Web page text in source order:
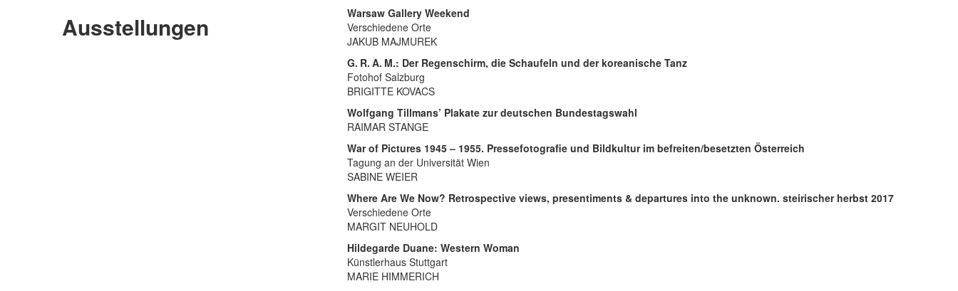
Ausstellungen
Warsaw Gallery Weekend
Verschiedene Orte
JAKUB MAJMUREK
G. R. A. M.: Der Regenschirm, die Schaufeln und der koreanische Tanz
Fotohof Salzburg
BRIGITTE KOVACS
Wolfgang Tillmans’ Plakate zur deutschen Bundestagswahl
RAIMAR STANGE
War of Pictures 1945 – 1955. Pressefotografie und Bildkultur im befreiten/besetzten Österreich
Tagung an der Universität Wien
SABINE WEIER
Where Are We Now? Retrospective views, presentiments & departures into the unknown. steirischer herbst 2017
Verschiedene Orte
MARGIT NEUHOLD
Hildegarde Duane: Western Woman
Künstlerhaus Stuttgart
MARIE HIMMERICH